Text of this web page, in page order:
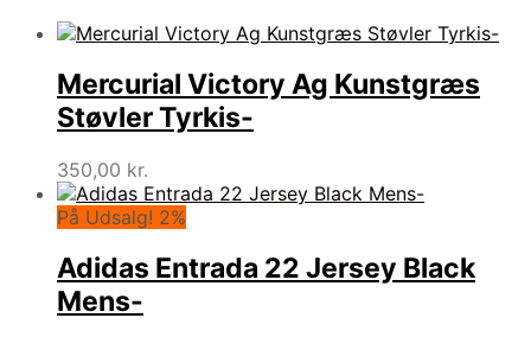
Mercurial Victory Ag Kunstgræs
Støvler Tyrkis-
350,00 kr.
På Udsalg! 2%
Adidas Entrada 22 Jersey Black
Mens-